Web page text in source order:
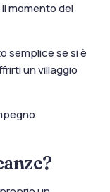
momento del
semplice se si è
un villaggio